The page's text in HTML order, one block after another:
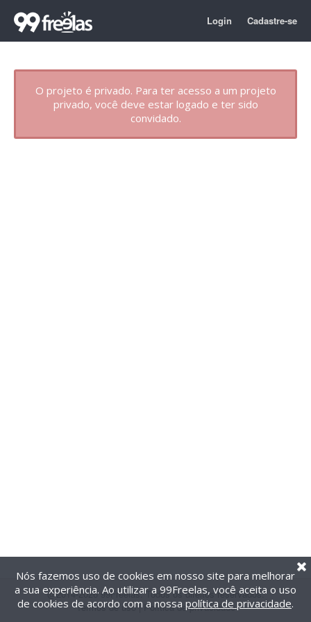
Login Cadastre-se
O projeto é privado. Para ter acesso a um projeto
privado, você deve estar logado e ter sido
convidado.
@2014-2026 99Freelas. Todos os direitos reservados.
Termos de uso| Política de privacidade
Nós fazemos uso de cookies em nosso site para melhorar
a sua experiência. Ao utilizar a 99Freelas, você aceita o uso
de cookies de acordo com a nossa política de privacidade.